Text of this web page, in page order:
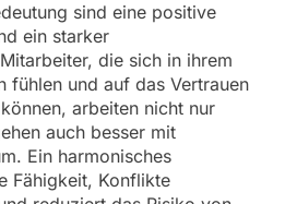
sind eine positive
ein starker
die sich in ihrem
fühlen und auf das Vertrauen
arbeiten nicht nur
auch besser mit
Ein harmonisches
Fähigkeit, Konflikte